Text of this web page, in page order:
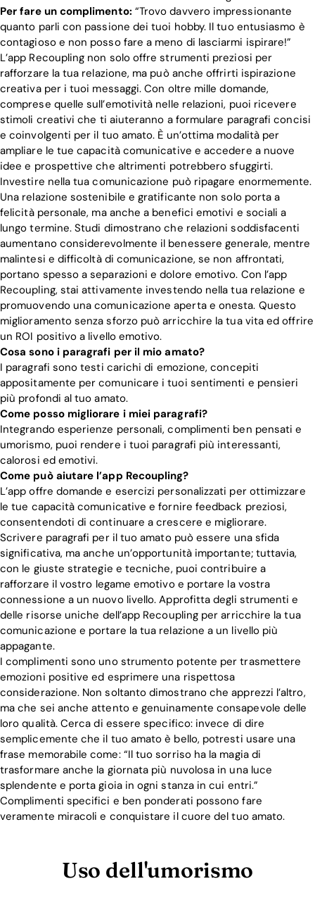
Blog
Download
Per fare un complimento: “Trovo davvero impressionante
quanto parli con passione dei tuoi hobby. Il tuo entusiasmo è
contagioso e non posso fare a meno di lasciarmi ispirare!”
L’app Recoupling non solo offre strumenti preziosi per
rafforzare la tua relazione, ma può anche offrirti ispirazione
creativa per i tuoi messaggi. Con oltre mille domande,
comprese quelle sull’emotività nelle relazioni, puoi ricevere
stimoli creativi che ti aiuteranno a formulare paragrafi concisi
e coinvolgenti per il tuo amato. È un’ottima modalità per
ampliare le tue capacità comunicative e accedere a nuove
idee e prospettive che altrimenti potrebbero sfuggirti.
Investire nella tua comunicazione può ripagare enormemente.
Una relazione sostenibile e gratificante non solo porta a
felicità personale, ma anche a benefici emotivi e sociali a
lungo termine. Studi dimostrano che relazioni soddisfacenti
aumentano considerevolmente il benessere generale, mentre
malintesi e difficoltà di comunicazione, se non affrontati,
portano spesso a separazioni e dolore emotivo. Con l’app
Recoupling, stai attivamente investendo nella tua relazione e
promuovendo una comunicazione aperta e onesta. Questo
miglioramento senza sforzo può arricchire la tua vita ed offrire
un ROI positivo a livello emotivo.
Cosa sono i paragrafi per il mio amato?
I paragrafi sono testi carichi di emozione, concepiti
appositamente per comunicare i tuoi sentimenti e pensieri
più profondi al tuo amato.
Come posso migliorare i miei paragrafi?
Integrando esperienze personali, complimenti ben pensati e
umorismo, puoi rendere i tuoi paragrafi più interessanti,
calorosi ed emotivi.
Come può aiutare l’app Recoupling?
L’app offre domande e esercizi personalizzati per ottimizzare
le tue capacità comunicative e fornire feedback preziosi,
consentendoti di continuare a crescere e migliorare.
Scrivere paragrafi per il tuo amato può essere una sfida
significativa, ma anche un’opportunità importante; tuttavia,
con le giuste strategie e tecniche, puoi contribuire a
rafforzare il vostro legame emotivo e portare la vostra
connessione a un nuovo livello. Approfitta degli strumenti e
delle risorse uniche dell’app Recoupling per arricchire la tua
comunicazione e portare la tua relazione a un livello più
appagante.
I complimenti sono uno strumento potente per trasmettere
emozioni positive ed esprimere una rispettosa
considerazione. Non soltanto dimostrano che apprezzi l’altro,
ma che sei anche attento e genuinamente consapevole delle
loro qualità. Cerca di essere specifico: invece di dire
semplicemente che il tuo amato è bello, potresti usare una
frase memorabile come: “Il tuo sorriso ha la magia di
trasformare anche la giornata più nuvolosa in una luce
splendente e porta gioia in ogni stanza in cui entri.”
Complimenti specifici e ben ponderati possono fare
veramente miracoli e conquistare il cuore del tuo amato.
Uso dell'umorismo